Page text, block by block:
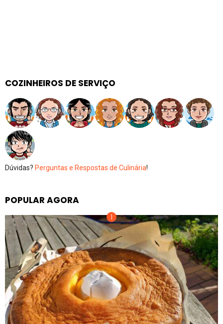
COZINHEIROS DE SERVIÇO
Dúvidas? Perguntas e Respostas de Culinária!
POPULAR AGORA